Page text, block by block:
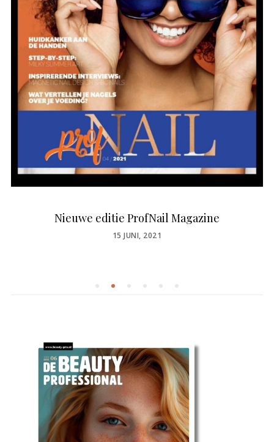
Nieuwe editie ProfNail Magazine
POSTED
15 JUNI, 2021